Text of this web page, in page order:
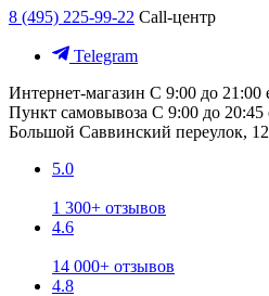
8 (495) 225-99-22 Call-центр
Telegram
Интернет-магазин С 9:00 до 21:00
Пункт самовывоза С 9:00 до 20:45
Большой Саввинский переулок,
5.0
1 300+ отзывов
4.6
14 000+ отзывов
4.8